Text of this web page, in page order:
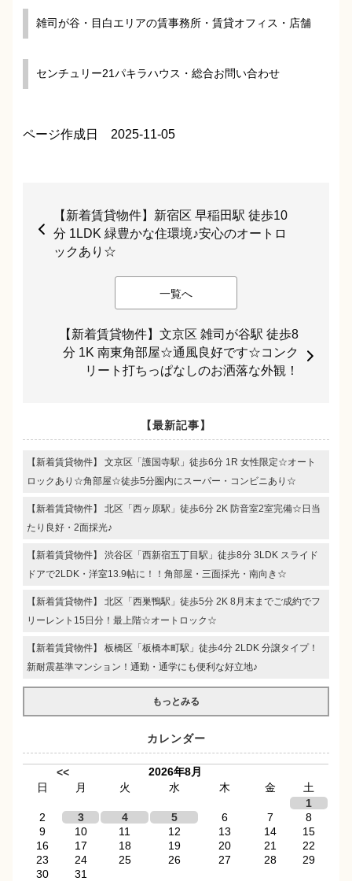
雑司が谷・目白エリアの賃事務所・賃貸オフィス・店舗
センチュリー21パキラハウス・総合お問い合わせ
ページ作成日 2025-11-05
【新着賃貸物件】新宿区 早稲田駅 徒歩10
分 1LDK 緑豊かな住環境♪安心のオートロ
ックあり☆
一覧へ
【新着賃貸物件】文京区 雑司が谷駅 徒歩8
分 1K 南東角部屋☆通風良好です☆コンク
リート打ちっぱなしのお洒落な外観！
【最新記事】
【新着賃貸物件】 文京区「護国寺駅」徒歩6分 1R 女性限定☆オート
ロックあり☆角部屋☆徒歩5分圏内にスーパー・コンビニあり☆
【新着賃貸物件】 北区「西ヶ原駅」徒歩6分 2K 防音室2室完備☆日当
たり良好・2面採光♪
【新着賃貸物件】 渋谷区「西新宿五丁目駅」徒歩8分 3LDK スライド
ドアで2LDK・洋室13.9帖に！！角部屋・三面採光・南向き☆
【新着賃貸物件】 北区「西巣鴨駅」徒歩5分 2K 8月末までご成約でフ
リーレント15日分！最上階☆オートロック☆
【新着賃貸物件】 板橋区「板橋本町駅」徒歩4分 2LDK 分譲タイプ！
新耐震基準マンション！通勤・通学にも便利な好立地♪
もっとみる
カレンダー
<<
2026年8月
日
月 火 水 木 金
土
1
2
3 4 5 6 7
8
9
10 11 12 13 14
15
16
17 18 19 20 21
22
23
24 25 26 27 28
29
30
31